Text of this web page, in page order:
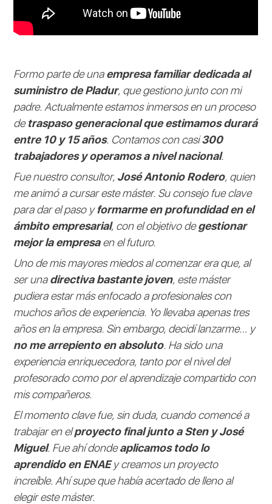
Formo parte de unaempresa familiar dedicada al
suministro de Pladur, que gestiono junto con mi
padre. Actualmente estamos inmersos en un proceso
detraspaso generacional que estimamos durará
entre 10 y 15 años. Contamos con casi300
trabajadores y operamos a nivel nacional.
Fue nuestro consultor, José Antonio Rodero, quien
me animó a cursar este máster. Su consejo fue clave
para dar el paso yformarme en profundidad en el
ámbito empresarial, con el objetivo degestionar
mejor la empresaen el futuro.
Uno de mis mayores miedos al comenzar era que, al
ser unadirectiva bastante joven, este máster
pudiera estar más enfocado a profesionales con
muchos años de experiencia. Yo llevaba apenas tres
años en la empresa. Sin embargo, decidí lanzarme… y
no me arrepiento en absoluto. Ha sido una
experiencia enriquecedora, tanto por el nivel del
profesorado como por el aprendizaje compartido con
mis compañeros.
El momento clave fue, sin duda, cuando comencé a
trabajar en elproyecto final junto a Sten y José
Miguel. Fue ahí dondeaplicamos todo lo
aprendido en ENAEy creamos un proyecto
increíble. Ahí supe que había acertado de lleno al
elegir este máster.